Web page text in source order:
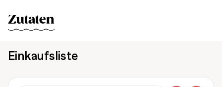
Zutaten